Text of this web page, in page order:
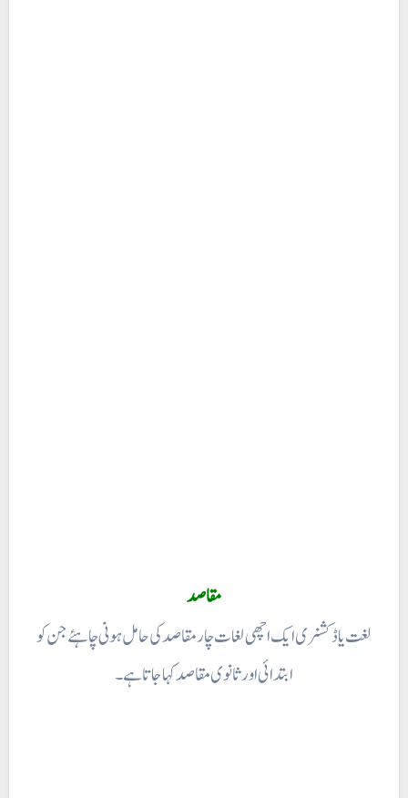
مقاصد
لغت یا ڈکشنری ایک اچھی لغات چار مقاصد کی حامل ہونی چاہئے جن کو
ابتدائی اور ثانوی مقاصد کہا جاتا ہے۔